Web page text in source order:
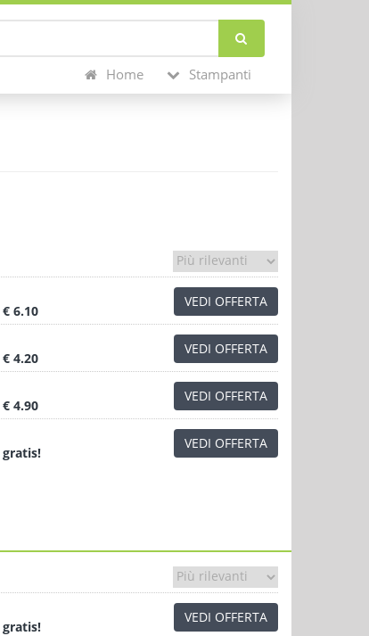
Home Stampanti
€ 6.10
VEDI OFFERTA
€ 4.20
VEDI OFFERTA
€ 4.90
VEDI OFFERTA
gratis!
VEDI OFFERTA
gratis!
VEDI OFFERTA